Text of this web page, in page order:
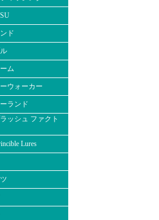
ド
ム
ウォーカー
ランド
ッシュ ファクト
Lures